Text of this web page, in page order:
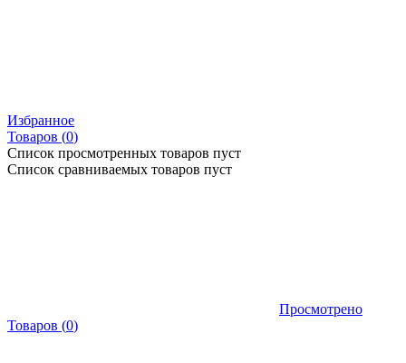
Избранное
Товаров (0)
Список просмотренных товаров пуст
Список сравниваемых товаров пуст
Просмотрено
Товаров (0)